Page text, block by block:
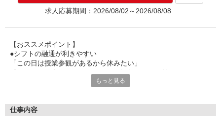
求人応募期間：2026/08/02～2026/08/08
【おススメポイント】
●シフトの融通が利きやすい
「この日は授業参観があるから休みたい」
家庭や趣味の都合にも柔軟に対応しますので、お気軽にご相談く
●20代〜50代の幅広い年代のスタッフが活躍中
もっと見る
仕事内容